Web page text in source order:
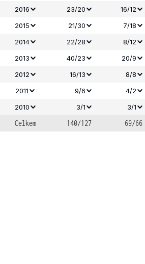
2016 23/20 16/12
2015
21/30 7/18
2014
22/28 8/12
2013
40/23 20/9
2012
16/13 8/8
2011
9/6 4/2
2010
3/1 3/1
Celkem
140/127 69/66